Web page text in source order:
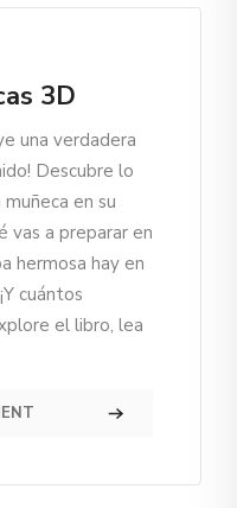
3D
una verdadera
Descubre lo
en su
vas a preparar en
hermosa hay en
cuántos
el libro, lea